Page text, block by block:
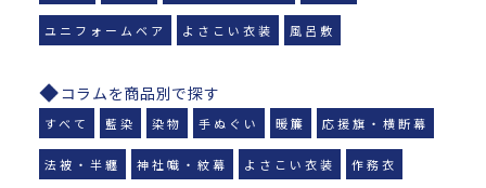
ユニフォームベア よさこい衣装 風呂敷
コラムを商品別で探す
すべて 藍染 染物 手ぬぐい 暖簾 応援旗・横断幕
法被・半纏 神社幟・紋幕 よさこい衣装 作務衣